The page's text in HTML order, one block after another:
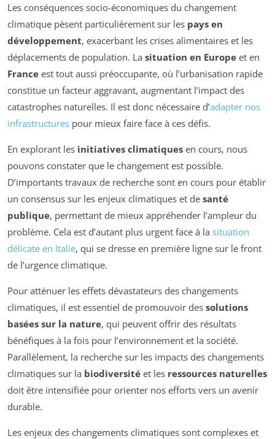
Les conséquences socio-économiques du changement
climatique pèsent particulièrement sur les pays en
développement, exacerbant les crises alimentaires et les
déplacements de population. La situation en Europe et en
France est tout aussi préoccupante, où l’urbanisation rapide
constitue un facteur aggravant, augmentant l’impact des
catastrophes naturelles. Il est donc nécessaire d’adapter nos
infrastructures pour mieux faire face à ces défis.
En explorant les initiatives climatiques en cours, nous
pouvons constater que le changement est possible.
D’importants travaux de recherche sont en cours pour établir
un consensus sur les enjeux climatiques et de santé
publique, permettant de mieux appréhender l’ampleur du
problème. Cela est d’autant plus urgent face à la situation
délicate en Italie, qui se dresse en première ligne sur le front
de l’urgence climatique.
Pour atténuer les effets dévastateurs des changements
climatiques, il est essentiel de promouvoir des solutions
basées sur la nature, qui peuvent offrir des résultats
bénéfiques à la fois pour l’environnement et la société.
Parallèlement, la recherche sur les impacts des changements
climatiques sur la biodiversité et les ressources naturelles
doit être intensifiée pour orienter nos efforts vers un avenir
durable.
Les enjeux des changements climatiques sont complexes et